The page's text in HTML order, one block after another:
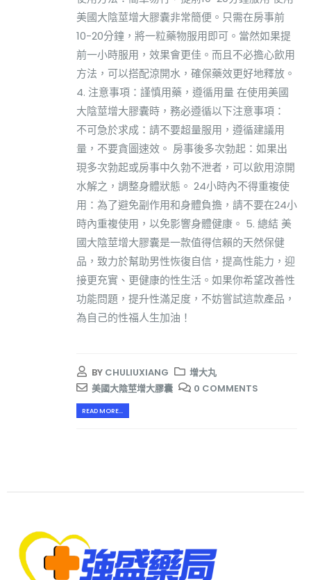
美國大陰莖增大膠囊非常簡便。只需在房事前
10-20分鐘，將一粒藥物服用即可。當然如果提
前一小時服用，效果會更佳。而且不必擔心飲用
方法，可以搭配涼開水，確保藥效更好地釋放。
4. 注意事項：謹慎用藥，遵循用量 在使用美國
大陰莖增大膠囊時，務必遵循以下注意事項：
不可急於求成：請不要超量服用，遵循建議用
量，不要貪圖速效。 房事後多次勃起：如果出
現多次勃起或房事中久勃不泄者，可以飲用涼開
水解之，調整身體狀態。 24小時內不得重複使
用：為了避免副作用和身體負擔，請不要在24小
時內重複使用，以免影響身體健康。 5. 總結 美
國大陰莖增大膠囊是一款值得信賴的天然保健
品，致力於幫助男性恢復自信，提高性能力，迎
接更充實、更健康的性生活。如果你希望改善性
功能問題，提升性滿足度，不妨嘗試這款產品，
為自己的性福人生加油！
BY CHULIUXIANG
增大丸
美國大陰莖增大膠囊
0 COMMENTS
READ MORE...